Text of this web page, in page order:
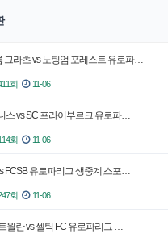
그라츠 vs 노팅엄 포레스트 유로파…
회 11-06
스 vs SC 프라이부르크 유로파…
회 11-06
FCSB 유로파리그 생중계,스포…
회 11-06
윌란 vs 셀틱 FC 유로파리그 …